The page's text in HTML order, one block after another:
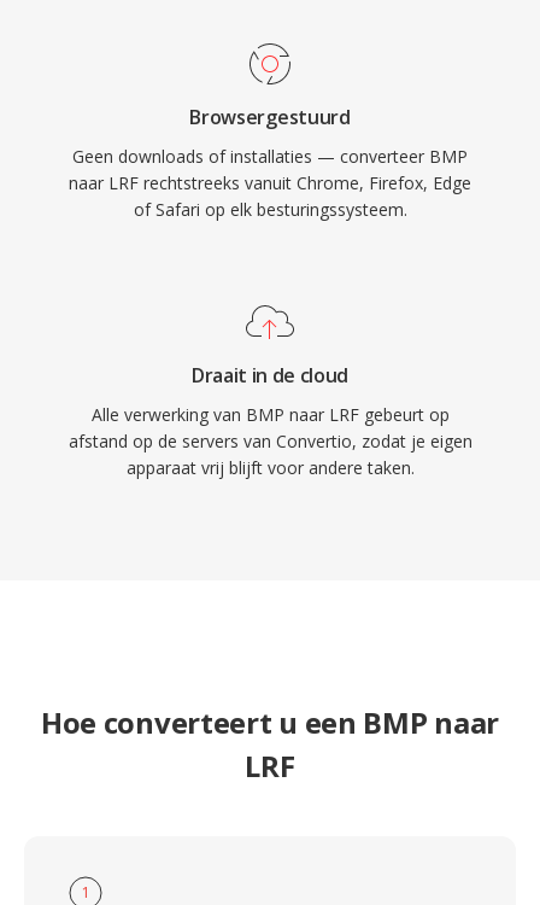
Browsergestuurd
Geen downloads of installaties — converteer BMP
naar LRF rechtstreeks vanuit Chrome, Firefox, Edge
of Safari op elk besturingssysteem.
Draait in de cloud
Alle verwerking van BMP naar LRF gebeurt op
afstand op de servers van Convertio, zodat je eigen
apparaat vrij blijft voor andere taken.
Hoe converteert u een BMP naar
LRF
1